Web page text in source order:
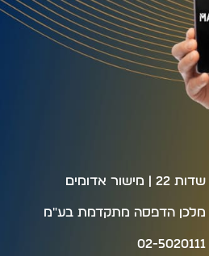
שדות 22 | מישור אדומים
מלכן הדפסה מתקדמת בע"מ
02-5020111